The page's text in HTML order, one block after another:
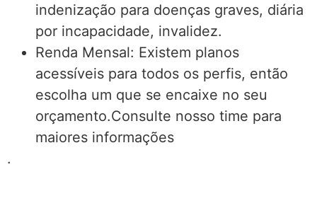
indenização para doenças graves, diária
por incapacidade, invalidez.
Renda Mensal: Existem planos
acessíveis para todos os perfis, então
escolha um que se encaixe no seu
orçamento.Consulte nosso time para
maiores informações
.